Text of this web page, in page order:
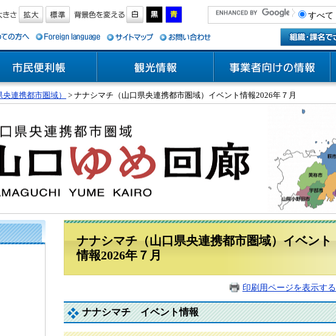
すべて
連携都市圏域） > ナナシマチ（山口県央連携都市圏域）イベント情報2026年７月
ナナシマチ（山口県央連携都市圏域）イベント
情報2026年７月
印刷用ページを表示する
ナナシマチ イベント情報